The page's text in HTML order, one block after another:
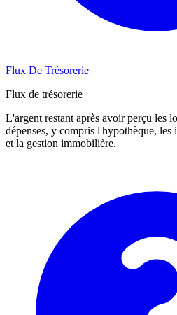
Flux De Trésorerie
Flux de trésorerie
L'argent restant après avoir perçu les
dépenses, y compris l'hypothèque, les
et la gestion immobilière.